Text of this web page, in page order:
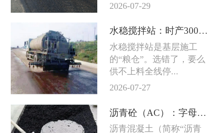
2026-07-29
水稳搅拌站：时产300吨和800吨差的不只是产量
水稳搅拌站是基层施工
的“粮仓”。选错了，要么
供不上料全线停...
2026-07-27
沥青砼（AC）：字母后面的数字越大石头越粗
沥青混凝土（简称“沥青